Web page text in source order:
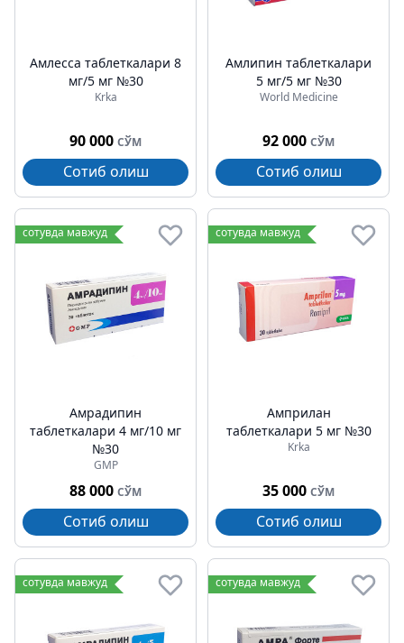
Амлесса таблеткалари 8
мг/5 мг №30
Krka
90 000 СЎМ
Сотиб олиш
Амлипин таблеткалари
5 мг/5 мг №30
World Medicine
92 000 СЎМ
Сотиб олиш
сотувда мавжуд
Амрадипин
таблеткалари 4 мг/10 мг
№30
GMP
88 000 СЎМ
Сотиб олиш
сотувда мавжуд
Амприлан
таблеткалари 5 мг №30
Krka
35 000 СЎМ
Сотиб олиш
сотувда мавжуд сотувда мавжуд